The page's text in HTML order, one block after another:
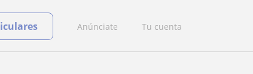
Anúnciate Tu cuenta